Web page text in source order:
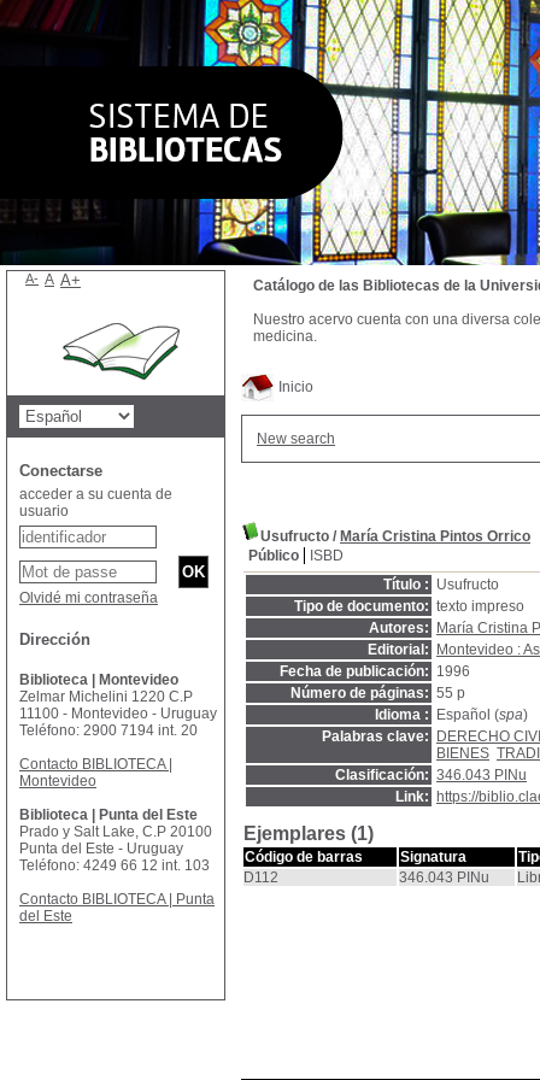
Inicio
New search
Usufructo / María Cristina Pintos Orrico
Público
ISBD
Título : Usufructo
Tipo de documento: texto impreso
Autores:
María Cristina
Editorial:
Montevideo :
Fecha de publicación: 1996
Número de páginas: 55 p
Idioma :
Español (spa)
Palabras clave:
DERECHO
BIENES
Clasificación: 346.043 PINu
Link:
https://
Ejemplares (1)
Código de barras Signatura
D112
346.043 PINu
Catálogo de las Bibliotecas de la
Nuestro acervo cuenta con una diversa
medicina.
A- A A+
Conectarse
acceder a su cuenta de
usuario
Olvidé mi contraseña
Dirección
Biblioteca | Montevideo
Zelmar Michelini 1220 C.P
11100 - Montevideo - Uruguay
Teléfono: 2900 7194 int. 20
Contacto BIBLIOTECA |
Montevideo
Biblioteca | Punta del Este
Prado y Salt Lake, C.P 20100
Punta del Este - Uruguay
Teléfono: 4249 66 12 int. 103
Contacto BIBLIOTECA | Punta
del Este